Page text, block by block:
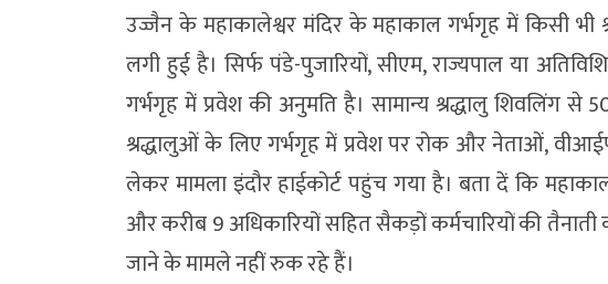
उज्जैन के महाकालेश्वर मंदिर के महाकाल गर्भगृह में किसी
लगी हुई है। सिर्फ पंडे-पुजारियों, सीएम, राज्यपाल या
गर्भगृह में प्रवेश की अनुमति है। सामान्य श्रद्धालु
श्रद्धालुओं के लिए गर्भगृह में प्रवेश पर रोक और नेताओं,
लेकर मामला इंदौर हाईकोर्ट पहुंच गया है। बता दें कि
और करीब 9 अधिकारियों सहित सैकड़ों कर्मचारियों की
जाने के मामले नहीं रुक रहे हैं।